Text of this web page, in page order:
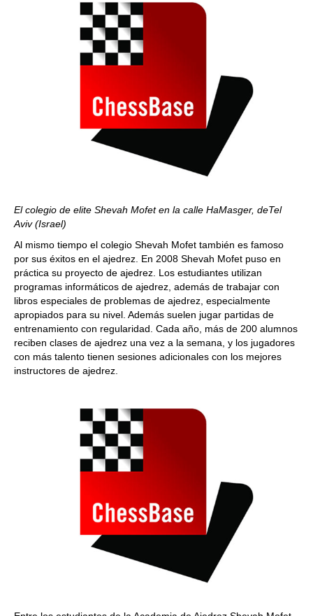
El colegio de elite Shevah Mofet en la calle HaMasger, deTel
Aviv (Israel)
Al mismo tiempo el colegio Shevah Mofet también es famoso
por sus éxitos en el ajedrez. En 2008 Shevah Mofet puso en
práctica su proyecto de ajedrez. Los estudiantes utilizan
programas informáticos de ajedrez, además de trabajar con
libros especiales de problemas de ajedrez, especialmente
apropiados para su nivel. Además suelen jugar partidas de
entrenamiento con regularidad. Cada año, más de 200 alumnos
reciben clases de ajedrez una vez a la semana, y los jugadores
con más talento tienen sesiones adicionales con los mejores
instructores de ajedrez.